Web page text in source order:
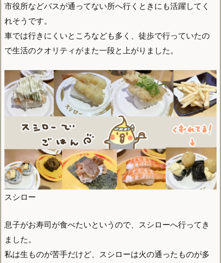
市役所などバスが通ってない所へ行くときにも活躍してく
れそうです。
車では行きにくいところなども多く、徒歩で行っていたの
で生活のクオリティがまた一段と上がりました。
スシロー
息子がお寿司が食べたいというので、スシローへ行ってき
ました。
私は生ものが苦手だけど、スシローは火の通ったものが多